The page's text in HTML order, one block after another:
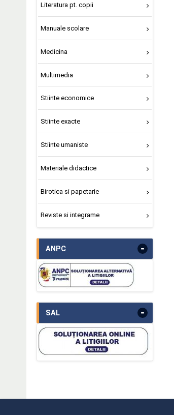
Literatura pt. copii
Manuale scolare
Medicina
Multimedia
Stiinte economice
Stiinte exacte
Stiinte umaniste
Materiale didactice
Birotica si papetarie
Reviste si integrame
ANPC -
SAL -